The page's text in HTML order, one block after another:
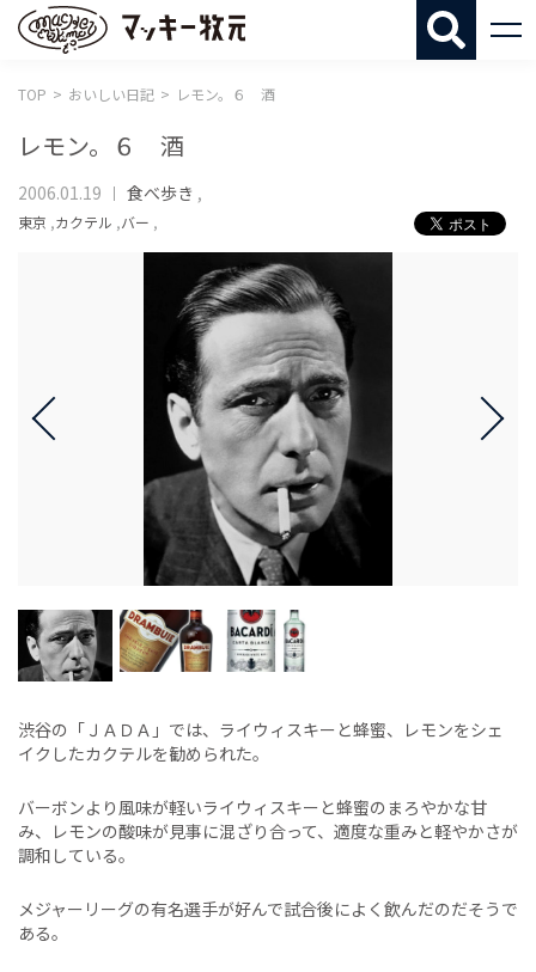
TOP おいしい日記 レモン。６ 酒
レモン。６ 酒
2006.01.19 食べ歩き ,
東京 ,カクテル ,バー ,
渋谷の「ＪＡＤＡ」では、ライウィスキーと蜂蜜、レモンをシェ
イクしたカクテルを勧められた。
バーボンより風味が軽いライウィスキーと蜂蜜のまろやかな甘
み、レモンの酸味が見事に混ざり合って、適度な重みと軽やかさが
調和している。
メジャーリーグの有名選手が好んで試合後によく飲んだのだそうで
ある。